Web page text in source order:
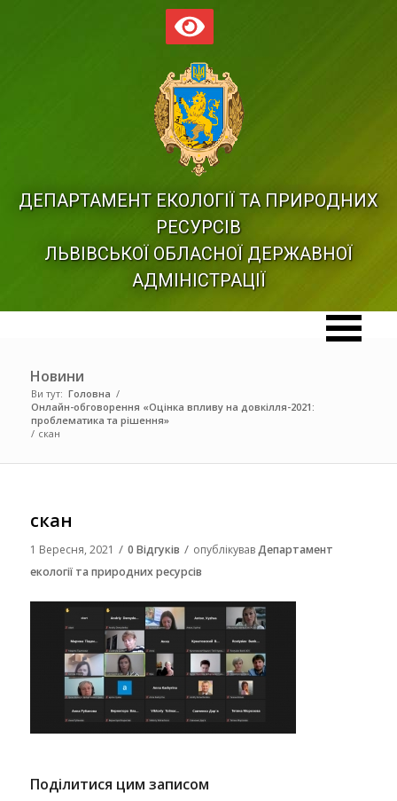
ДЕПАРТАМЕНТ ЕКОЛОГІЇ ТА ПРИРОДНИХ
РЕСУРСІВ
ЛЬВІВСЬКОЇ ОБЛАСНОЇ ДЕРЖАВНОЇ
АДМІНІСТРАЦІЇ
Новини
Ви тут: Головна /
Онлайн-обговорення «Оцінка впливу на довкілля-2021:
проблематика та рішення»
/ скан
скан
1 Вересня, 2021 / 0 Відгуків / опублікувавДепартамент
екології та природних ресурсів
Поділитися цим записом